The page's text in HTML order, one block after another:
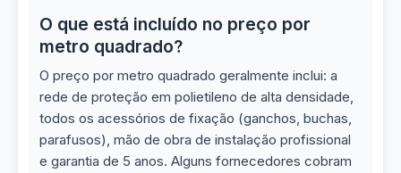
O que está incluído no preço por
metro quadrado?
O preço por metro quadrado geralmente inclui: a
rede de proteção em polietileno de alta densidade,
todos os acessórios de fixação (ganchos, buchas,
parafusos), mão de obra de instalação profissional
e garantia de 5 anos. Alguns fornecedores cobram